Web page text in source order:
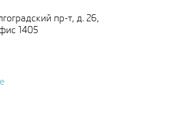
пр-т, д. 26,
1405